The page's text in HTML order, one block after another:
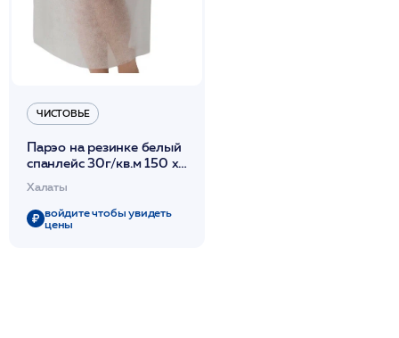
ЧИСТОВЬЕ
Парэо на резинке белый
спанлейс 30г/кв.м 150 х
80см 10 шт/уп /Чистовье
Халаты
войдите чтобы увидеть
цены